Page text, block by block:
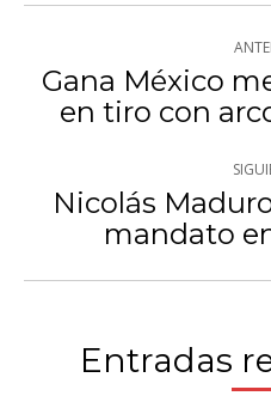
entre
Gana México
en tiro con
Nicolás
mandato
Entradas